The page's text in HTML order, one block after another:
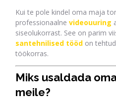
Kui te pole kindel oma maja
professionaalne videouuring
siseolukorrast. See on parim
santehnilised tööd on
töökorras.
Miks usaldada
meile?